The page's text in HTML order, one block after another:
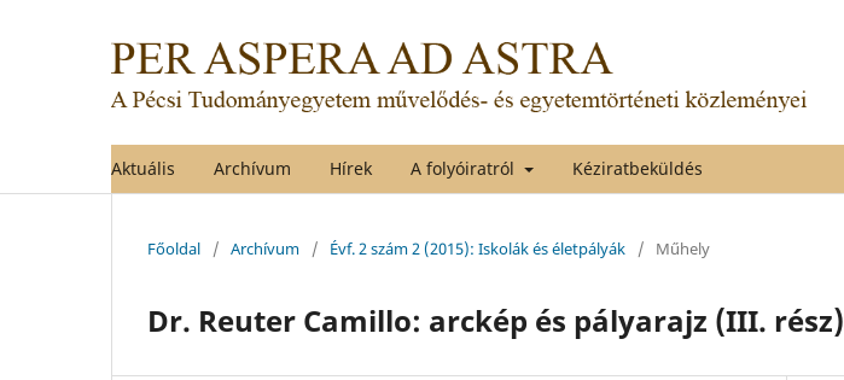
Aktuális Archívum Hírek A folyóiratról Kéziratbeküldés
Főoldal / Archívum / Évf. 2 szám 2 (2015): Iskolák és életpályák / Műhely
Dr. Reuter Camillo: arckép és pályarajz (III. rész)